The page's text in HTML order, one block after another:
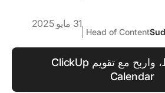
Head of Content
31 مايو 2025
تتبع، وخطط، واربح مع تقويم ClickUp
Calendar